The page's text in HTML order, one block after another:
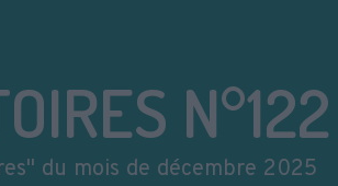
N°122
du mois de décembre 2025